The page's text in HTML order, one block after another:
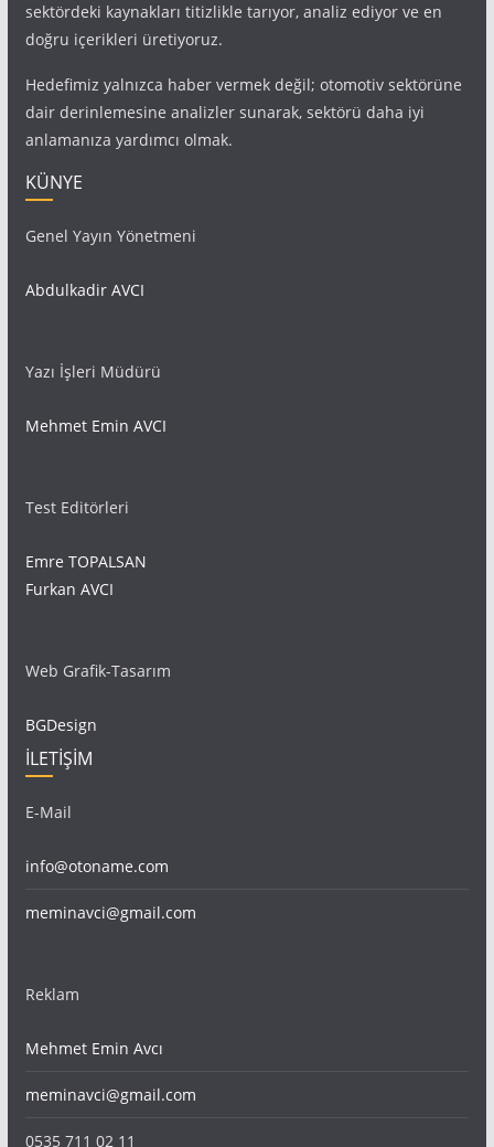
sektördeki kaynakları titizlikle tarıyor, analiz ediyor ve en
doğru içerikleri üretiyoruz.
Hedefimiz yalnızca haber vermek değil; otomotiv sektörüne
dair derinlemesine analizler sunarak, sektörü daha iyi
anlamanıza yardımcı olmak.
KÜNYE
Genel Yayın Yönetmeni
Abdulkadir AVCI
Yazı İşleri Müdürü
Mehmet Emin AVCI
Test Editörleri
Emre TOPALSAN
Furkan AVCI
Web Grafik-Tasarım
BGDesign
İLETİŞİM
E-Mail
info@otoname.com
meminavci@gmail.com
Reklam
Mehmet Emin Avcı
meminavci@gmail.com
0535 711 02 11